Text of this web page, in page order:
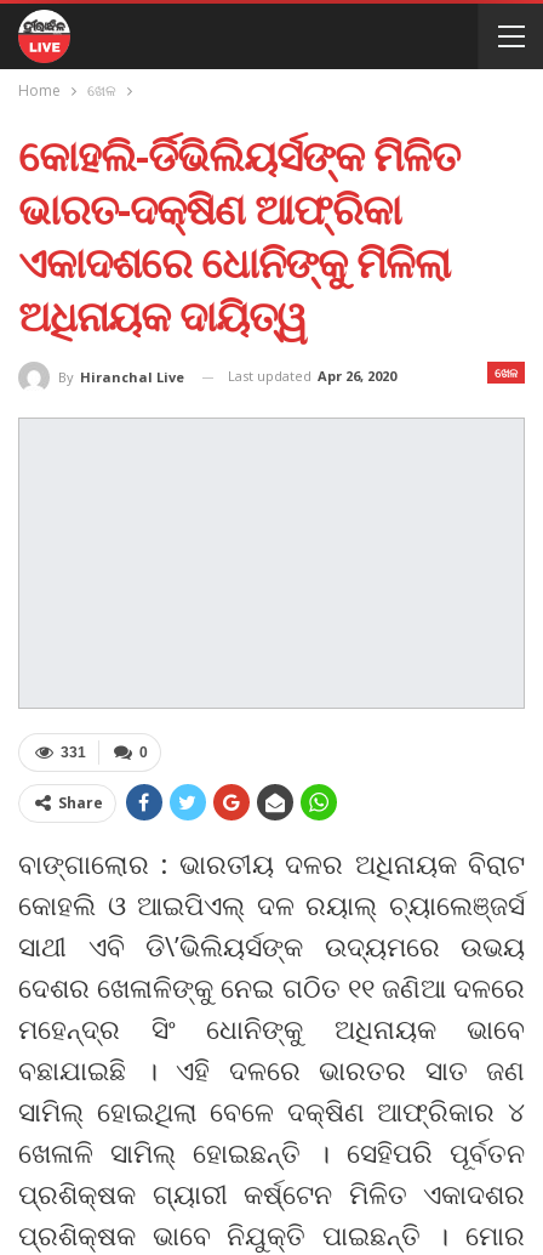
Home ଖେଳ
କୋହଲି-ର୍ଡିଭିଲିୟର୍ସଙ୍କ ମିଳିତ
ଭାରତ-ଦକ୍ଷିଣ ଆଫ୍ରିକା
ଏକାଦଶରେ ଧୋନିଙ୍କୁ ମିଳିଲା
ଅଧିନାୟକ ଦାୟିତ୍ୱ
ଖେଳ
By Hiranchal Live Last updated Apr 26, 2020
0
331
Share
ବାଙ୍ଗାଲୋର : ଭାରତୀୟ ଦଳର ଅଧିନାୟକ ବିରାଟ
କୋହଲି ଓ ଆଇପିଏଲ୍ ଦଳ ରୟାଲ୍ ଚ୍ୟାଲେଞ୍ଜର୍ସ
ସାଥୀ ଏବି ଡି\’ଭିଲିୟର୍ସଙ୍କ ଉଦ୍ୟମରେ ଉଭୟ
ଦେଶର ଖେଳାଳିଙ୍କୁ ନେଇ ଗଠିତ ୧୧ ଜଣିଆ ଦଳରେ
ମହେନ୍ଦ୍ର ସିଂ ଧୋନିଙ୍କୁ ଅଧିନାୟକ ଭାବେ
ବଛାଯାଇଛି । ଏହି ଦଳରେ ଭାରତର ସାତ ଜଣ
ସାମିଲ୍ ହୋଇଥିଲା ବେଳେ ଦକ୍ଷିଣ ଆଫ୍ରିକାର ୪
ଖେଳାଳି ସାମିଲ୍ ହୋଇଛନ୍ତି । ସେହିପରି ପୂର୍ବତନ
ପ୍ରଶିକ୍ଷକ ଗ୍ୟାରୀ କର୍ଷ୍ଟେନ ମିଳିତ ଏକାଦଶର
ପ୍ରଶିକ୍ଷକ ଭାବେ ନିଯୁକ୍ତି ପାଇଛନ୍ତି । ମୋର